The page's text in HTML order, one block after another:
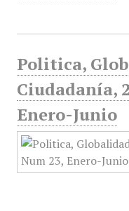
Politica,
Ciudadanía,
Enero-Junio